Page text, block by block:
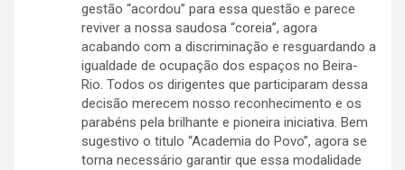
gestão “acordou” para essa questão e parece
reviver a nossa saudosa “coreia”, agora
acabando com a discriminação e resguardando a
igualdade de ocupação dos espaços no Beira-
Rio. Todos os dirigentes que participaram dessa
decisão merecem nosso reconhecimento e os
parabéns pela brilhante e pioneira iniciativa. Bem
sugestivo o titulo “Academia do Povo”, agora se
torna necessário garantir que essa modalidade